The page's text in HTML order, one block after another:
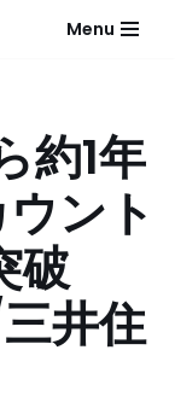
Menu
約1年
ント
破
井住